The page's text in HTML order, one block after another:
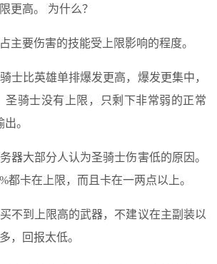
更高。 为什么？
主要伤害的技能受上限影响的程度。
士比英雄单排爆发更高，爆发更集中，
圣骑士没有上限，只剩下非常弱的正常
。
器大部分人认为圣骑士伤害低的原因。
都卡在上限，而且卡在一两点以上。
不到上限高的武器，不建议在主副装以
，回报太低。